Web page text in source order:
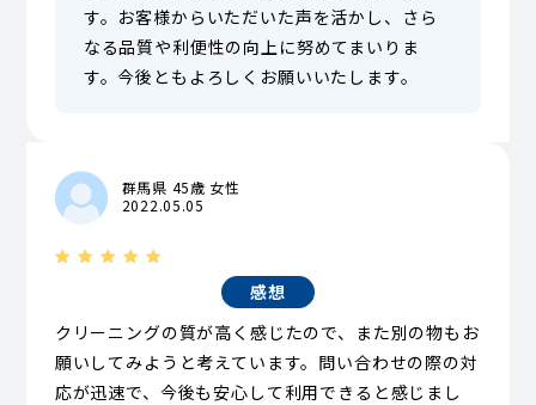
す。お客様からいただいた声を活かし、さら
なる品質や利便性の向上に努めてまいりま
す。今後ともよろしくお願いいたします。
群馬県 45歳 女性
2022.05.05
感想
クリーニングの質が高く感じたので、また別の物もお
願いしてみようと考えています。問い合わせの際の対
応が迅速で、今後も安心して利用できると感じまし